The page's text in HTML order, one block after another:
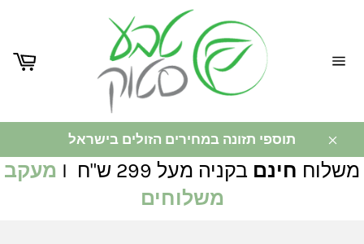
תוספי תזונה במחירים הזולים בישראל
משלוח חינם בקניה מעל 299 ש"ח I
מעקב
משלוחים